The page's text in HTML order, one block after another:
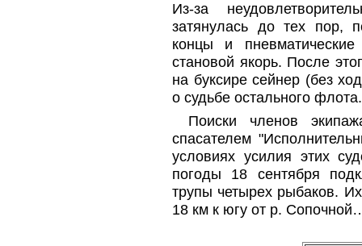
Из-за
затянулась до тех пор,
концы и
становой якорь. После
на буксире сейнер (без
о судьбе остального флота.
Поиски членов
спасателем
условиях усилия этих
погоды 18 сентября
трупы четырех рыбаков.
18 км к югу от р.